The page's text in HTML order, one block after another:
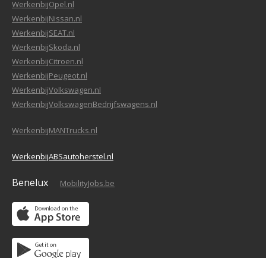
WerkenbijOpel.nl
WerkenbijNissan.nl
WerkenbijSEAT.nl
WerkenbijSkoda.nl
WerkenbijCitroen.nl
WerkenbijPeugeot.nl
WerkenbijVolkswagen.nl
WerkenbijVolkswagenBedrijfswagens.nl
WerkenbijMANTrucks.nl
WerkenbijABSautoherstel.nl
Benelux MobilityJobs.be